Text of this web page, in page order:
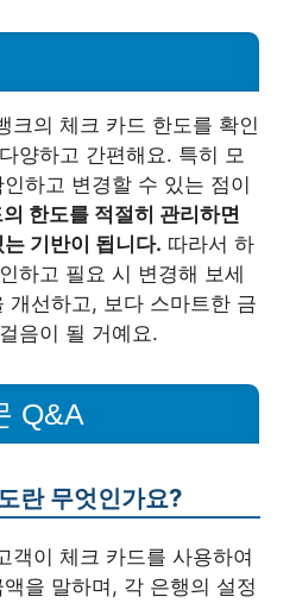
크의 체크 카드 한도를 확인
양하고 간편해요. 특히 모
하고 변경할 수 있는 점이
한도를 적절히 관리하면
기반이 됩니다. 따라서 하
하고 필요 시 변경해 보세
개선하고, 보다 스마트한 금
음이 될 거예요.
Q&A
란 무엇인가요?
객이 체크 카드를 사용하여
을 말하며, 각 은행의 설정